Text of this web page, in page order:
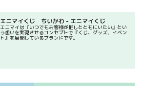
エニマイくじ ちいかわ - エニマイくじ
エニマイは『いつでもお客様が推しとともにいたい』とい
う想いを実現させるコンセプトで『くじ、グッズ、イベン
ト』を展開しているブランドです。